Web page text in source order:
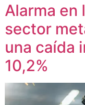
Alarma en
sector
una caída
10,2%